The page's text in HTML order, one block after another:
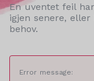
En uventet feil
igjen senere,
behov.
Error message: